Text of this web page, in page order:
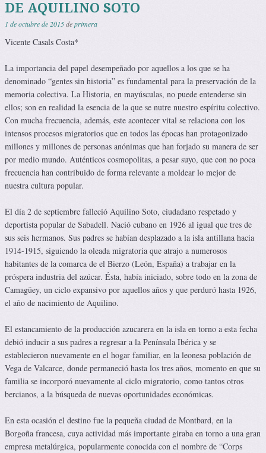
DE AQUILINO SOTO
1 de octubre de 2015deprimera
Vicente Casals Costa*
La importancia del papel desempeñado por aquellos a los que se ha
denominado “gentes sin historia” es fundamental para la preservación de la
memoria colectiva. La Historia, en mayúsculas, no puede entenderse sin
ellos; son en realidad la esencia de la que se nutre nuestro espíritu colectivo.
Con mucha frecuencia, además, este acontecer vital se relaciona con los
intensos procesos migratorios que en todos las épocas han protagonizado
millones y millones de personas anónimas que han forjado su manera de ser
por medio mundo. Auténticos cosmopolitas, a pesar suyo, que con no poca
frecuencia han contribuido de forma relevante a moldear lo mejor de
nuestra cultura popular.
El día 2 de septiembre falleció Aquilino Soto, ciudadano respetado y
deportista popular de Sabadell. Nació cubano en 1926 al igual que tres de
sus seis hermanos. Sus padres se habían desplazado a la isla antillana hacia
1914-1915, siguiendo la oleada migratoria que atrajo a numerosos
habitantes de la comarca de el Bierzo (León, España) a trabajar en la
próspera industria del azúcar. Ésta, había iniciado, sobre todo en la zona de
Camagüey, un ciclo expansivo por aquellos años y que perduró hasta 1926,
el año de nacimiento de Aquilino.
El estancamiento de la producción azucarera en la isla en torno a esta fecha
debió inducir a sus padres a regresar a la Península Ibérica y se
establecieron nuevamente en el hogar familiar, en la leonesa población de
Vega de Valcarce, donde permaneció hasta los tres años, momento en que su
familia se incorporó nuevamente al ciclo migratorio, como tantos otros
bercianos, a la búsqueda de nuevas oportunidades económicas.
En esta ocasión el destino fue la pequeña ciudad de Montbard, en la
Borgoña francesa, cuya actividad más importante giraba en torno a una gran
empresa metalúrgica, popularmente conocida con el nombre de “Corps